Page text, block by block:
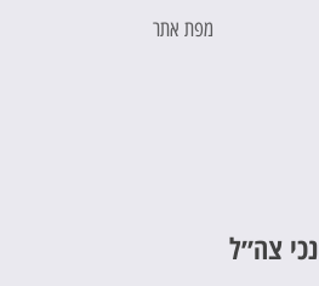
מפת אתר
נכי צה״ל